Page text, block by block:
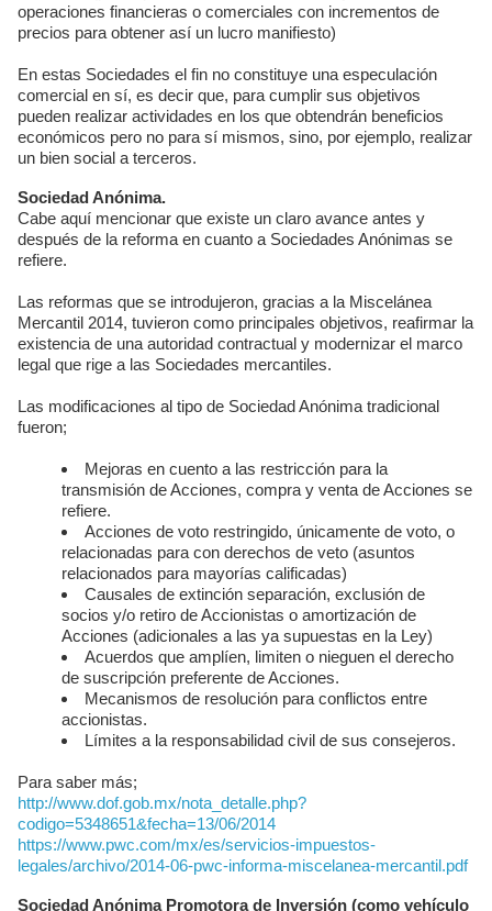
operaciones financieras o comerciales con incrementos de
precios para obtener así un lucro manifiesto)
En estas Sociedades el fin no constituye una especulación
comercial en sí, es decir que, para cumplir sus objetivos
pueden realizar actividades en los que obtendrán beneficios
económicos pero no para sí mismos, sino, por ejemplo, realizar
un bien social a terceros.
Sociedad Anónima.
Cabe aquí mencionar que existe un claro avance antes y
después de la reforma en cuanto a Sociedades Anónimas se
refiere.
Las reformas que se introdujeron, gracias a la Miscelánea
Mercantil 2014, tuvieron como principales objetivos, reafirmar la
existencia de una autoridad contractual y modernizar el marco
legal que rige a las Sociedades mercantiles.
Las modificaciones al tipo de Sociedad Anónima tradicional
fueron;
Mejoras en cuento a las restricción para la
transmisión de Acciones, compra y venta de Acciones se
refiere.
Acciones de voto restringido, únicamente de voto, o
relacionadas para con derechos de veto (asuntos
relacionados para mayorías calificadas)
Causales de extinción separación, exclusión de
socios y/o retiro de Accionistas o amortización de
Acciones (adicionales a las ya supuestas en la Ley)
Acuerdos que amplíen, limiten o nieguen el derecho
de suscripción preferente de Acciones.
Mecanismos de resolución para conflictos entre
accionistas.
Límites a la responsabilidad civil de sus consejeros.
Para saber más;
http://www.dof.gob.mx/nota_detalle.php?
codigo=5348651&fecha=13/06/2014
https://www.pwc.com/mx/es/servicios-impuestos-
legales/archivo/2014-06-pwc-informa-miscelanea-mercantil.pdf
Sociedad Anónima Promotora de Inversión (como vehículo